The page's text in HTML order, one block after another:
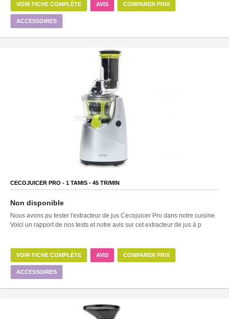
VOIR FICHE COMPLÈTE AVIS COMPARER PRIX
ACCESSOIRES
CECOJUICER PRO - 1 TAMIS - 45 TR/MIN
Non disponible
Nous avons pu tester l'extracteur de jus Cecojuicer Pro dans notre cuisine.
Voici un rapport de nos tests et notre avis sur cet extracteur de jus à p
VOIR FICHE COMPLÈTE AVIS COMPARER PRIX
ACCESSOIRES